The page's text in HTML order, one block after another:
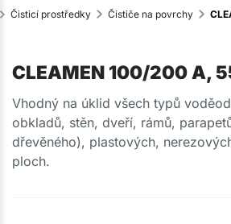
Čisticí prostředky Čističe na povrchy
CLEAMEN 100/200 A,
Vhodný na úklid všech typů
obkladů, stěn, dveří, rámů,
dřevěného), plastových,
ploch.